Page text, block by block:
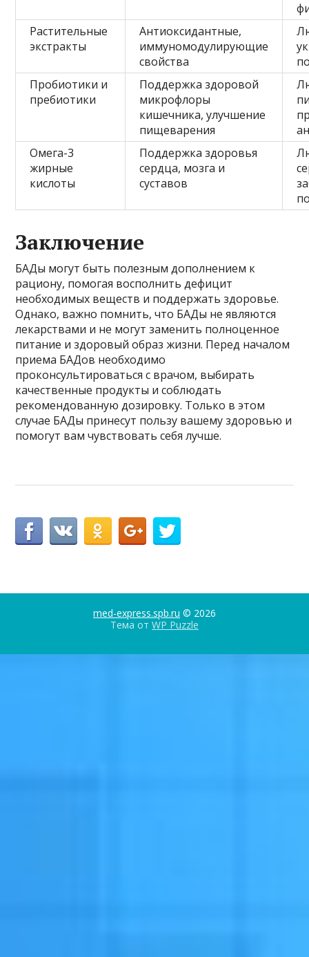
Растительные
экстракты
Антиоксидантные,
иммуномодулирующие
свойства
Пробиотики и
пребиотики
Поддержка здоровой
микрофлоры
кишечника, улучшение
пищеварения
Омега-3
жирные
кислоты
Поддержка здоровья
сердца, мозга и
суставов
Заключение
БАДы могут быть полезным дополнением к
рациону, помогая восполнить дефицит
необходимых веществ и поддержать здоровье.
Однако, важно помнить, что БАДы не являются
лекарствами и не могут заменить полноценное
питание и здоровый образ жизни. Перед началом
приема БАДов необходимо
проконсультироваться с врачом, выбирать
качественные продукты и соблюдать
рекомендованную дозировку. Только в этом
случае БАДы принесут пользу вашему здоровью и
помогут вам чувствовать себя лучше.
med-express.spb.ru © 2026
Тема от WP Puzzle